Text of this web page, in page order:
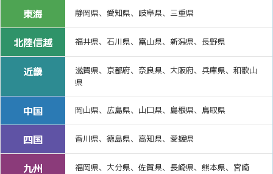
東海 静岡県、愛知県、岐阜県、三重県
北陸信越 福井県、石川県、富山県、新潟県、長野県
近畿
滋賀県、京都府、奈良県、大阪府、兵庫県、和歌山
県
中国 岡山県、広島県、山口県、島根県、鳥取県
四国 香川県、徳島県、高知県、愛媛県
九州
福岡県、大分県、佐賀県、長崎県、熊本県、宮崎